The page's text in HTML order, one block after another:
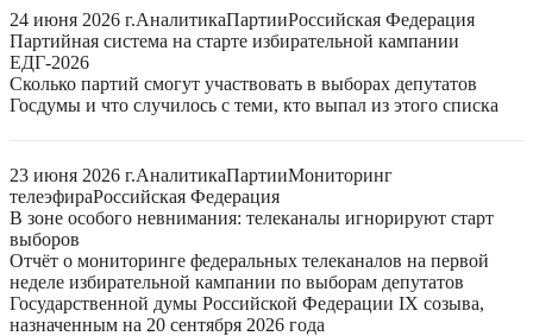
24 июня 2026 г.АналитикаПартииРоссийская Федерация
Партийная система на старте избирательной кампании
ЕДГ-2026
Сколько партий смогут участвовать в выборах депутатов
Госдумы и что случилось с теми, кто выпал из этого списка
23 июня 2026 г.АналитикаПартииМониторинг
телеэфираРоссийская Федерация
В зоне особого невнимания: телеканалы игнорируют старт
выборов
Отчёт о мониторинге федеральных телеканалов на первой
неделе избирательной кампании по выборам депутатов
Государственной думы Российской Федерации IX созыва,
назначенным на 20 сентября 2026 года